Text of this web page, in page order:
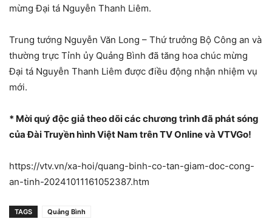
mừng Đại tá Nguyễn Thanh Liêm.
Trung tướng Nguyễn Văn Long – Thứ trưởng Bộ Công an và
thường trực Tỉnh ủy Quảng Bình đã tăng hoa chúc mừng
Đại tá Nguyễn Thanh Liêm được điều động nhận nhiệm vụ
mới.
* Mời quý độc giả theo dõi các chương trình đã phát sóng
của Đài Truyền hình Việt Nam trên TV Online và VTVGo!
https://vtv.vn/xa-hoi/quang-binh-co-tan-giam-doc-cong-
an-tinh-20241011161052387.htm
TAGS Quảng Bình